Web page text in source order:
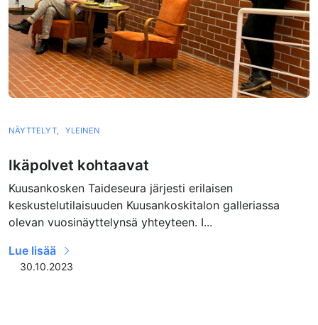
NÄYTTELYT, YLEINEN
Ikäpolvet kohtaavat
Kuusankosken Taideseura järjesti erilaisen
keskustelutilaisuuden Kuusankoskitalon galleriassa
olevan vuosinäyttelynsä yhteyteen. I...
Lue lisää
30.10.2023